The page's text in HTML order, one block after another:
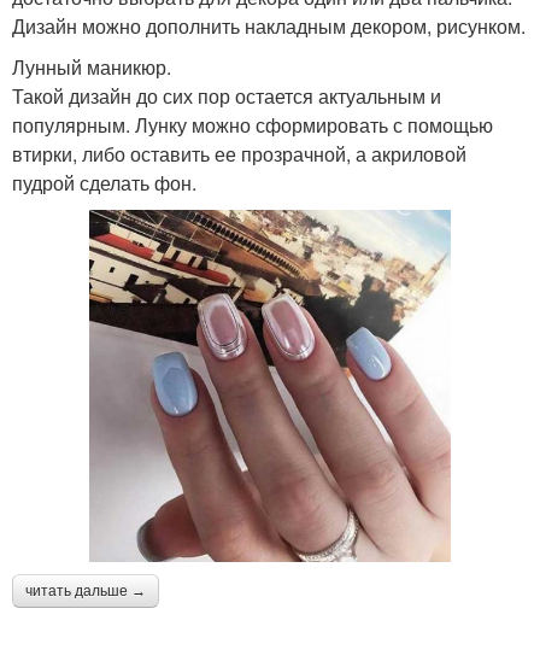
Дизайн можно дополнить накладным декором, рисунком.
Лунный маникюр.
Такой дизайн до сих пор остается актуальным и
популярным. Лунку можно сформировать с помощью
втирки, либо оставить ее прозрачной, а акриловой
пудрой сделать фон.
читать дальше →